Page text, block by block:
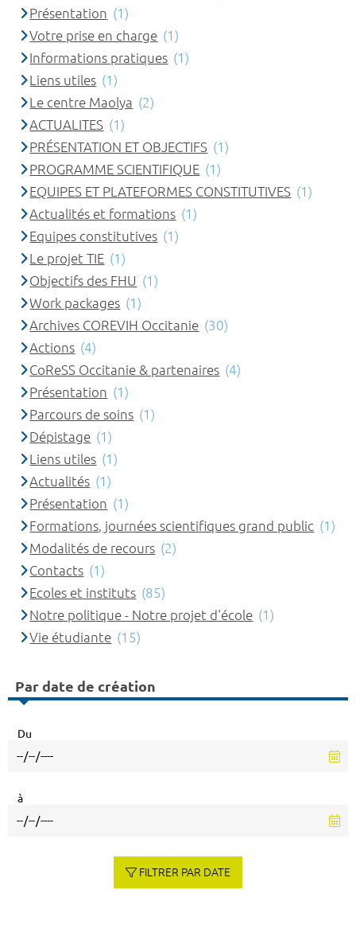
Présentation (1)
Votre prise en charge (1)
Informations pratiques (1)
Liens utiles (1)
Le centre Maolya (2)
ACTUALITES (1)
PRÉSENTATION ET OBJECTIFS (1)
PROGRAMME SCIENTIFIQUE (1)
EQUIPES ET PLATEFORMES CONSTITUTIVES (1)
Actualités et formations (1)
Equipes constitutives (1)
Le projet TIE (1)
Objectifs des FHU (1)
Work packages (1)
Archives COREVIH Occitanie (30)
Actions (4)
CoReSS Occitanie & partenaires (4)
Présentation (1)
Parcours de soins (1)
Dépistage (1)
Liens utiles (1)
Actualités (1)
Présentation (1)
Formations, journées scientifiques grand public (1)
Modalités de recours (2)
Contacts (1)
Ecoles et instituts (85)
Notre politique - Notre projet d'école (1)
Vie étudiante (15)
Par date de création
Du
à
FILTRER PAR DATE